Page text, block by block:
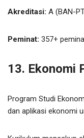
Akreditasi: A (BAN-
Peminat: 357+
13. Ekonomi
Program Studi
dan aplikasi ekonomi